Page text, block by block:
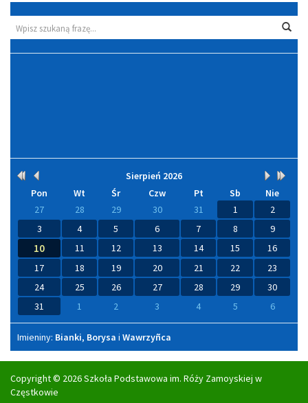
Wyszukiwarka
Kalendarium
Rok
wcześniej
Miesiąc
wcześniej
Sierpień 2026
Miesiąc
później
Rok
Pon Wt Śr Czw Pt Sb
Nie
27
28 29 30 31 1
2
3
4 5 6 7 8 9
10 11 12 13 14 15
16
17
18 19 20 21 22
23
24
25 26 27 28 29
30
31
1 2 3 4 5 6
Imieniny
Imieniny: Bianki, Borysa i Wawrzyñca
Copyright © 2026 Szkoła Podstawowa im. Róży Zamoyskiej w
Częstkowie